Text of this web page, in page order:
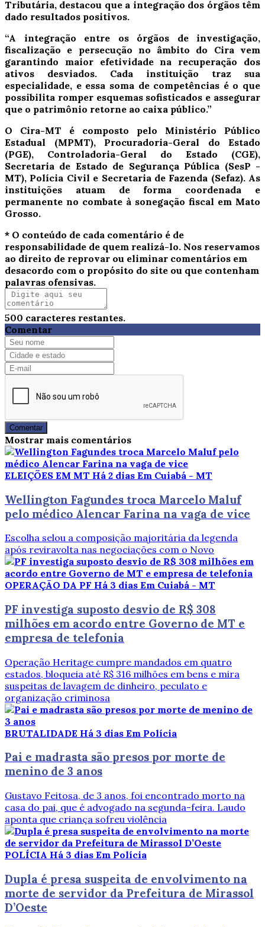
Tributária, destacou que a integração dos órgãos têm
dado resultados positivos.
“A integração entre os órgãos de investigação,
fiscalização e persecução no âmbito do Cira vem
garantindo maior efetividade na recuperação dos
ativos desviados. Cada instituição traz sua
especialidade, e essa soma de competências é o que
possibilita romper esquemas sofisticados e assegurar
que o patrimônio retorne ao caixa público.”
O Cira-MT é composto pelo Ministério Público
Estadual (MPMT), Procuradoria-Geral do Estado
(PGE), Controladoria-Geral do Estado (CGE),
Secretaria de Estado de Segurança Pública (SesP -
MT), Polícia Civil e Secretaria de Fazenda (Sefaz). As
instituições atuam de forma coordenada e
permanente no combate à sonegação fiscal em Mato
Grosso.
* O conteúdo de cada comentário é de
responsabilidade de quem realizá-lo. Nos reservamos
ao direito de reprovar ou eliminar comentários em
desacordo com o propósito do site ou que contenham
palavras ofensivas.
500 caracteres restantes.
Comentar
Comentar
Mostrar mais comentários
ELEIÇÕES EM MT Há 2 dias Em Cuiabá - MT
Wellington Fagundes troca Marcelo Maluf
pelo médico Alencar Farina na vaga de vice
Escolha selou a composição majoritária da legenda
após reviravolta nas negociações com o Novo
OPERAÇÃO DA PF Há 3 dias Em Cuiabá - MT
PF investiga suposto desvio de R$ 308
milhões em acordo entre Governo de MT e
empresa de telefonia
Operação Heritage cumpre mandados em quatro
estados, bloqueia até R$ 316 milhões em bens e mira
suspeitas de lavagem de dinheiro, peculato e
organização criminosa
BRUTALIDADE Há 3 dias Em Polícia
Pai e madrasta são presos por morte de
menino de 3 anos
Gustavo Feitosa, de 3 anos, foi encontrado morto na
casa do pai, que é advogado na segunda-feira. Laudo
aponta que criança sofreu violência
POLÍCIA Há 3 dias Em Polícia
Dupla é presa suspeita de envolvimento na
morte de servidor da Prefeitura de Mirassol
D’Oeste